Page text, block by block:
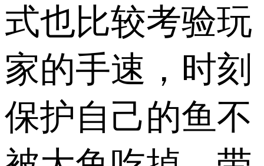
式也比较考验玩
家的手速，时刻
保护自己的鱼不